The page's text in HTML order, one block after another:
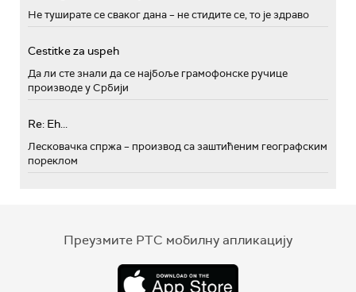
Не туширате се сваког дана – не стидите се, то је здраво
Cestitke za uspeh
Да ли сте знали да се најбоље грамофонске ручице
производе у Србији
Re: Eh...
Лесковачка спржа – производ са заштићеним географским
пореклом
Преузмите РТС мобилну апликацију